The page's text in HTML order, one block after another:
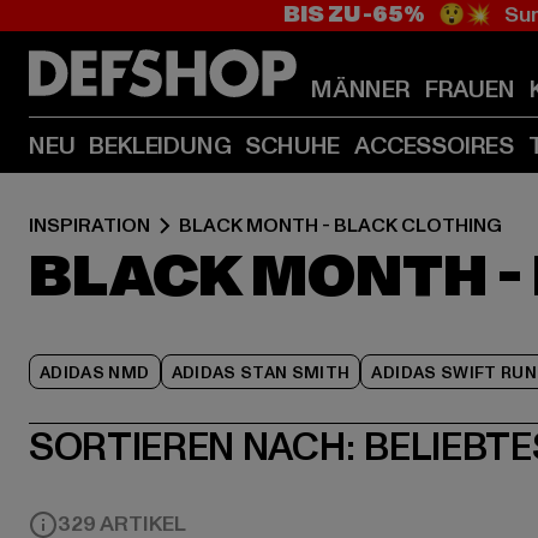
BIS ZU -65% 😲💥
MÄNNER FRAUEN
NEU BEKLEIDUNG SCHUHE ACCESSOIRES
INSPIRATION BLACK MONTH - BLACK CLOTHING
BLACK MONTH
ADIDAS NMD ADIDAS STAN SMITH ADIDAS SWIFT RUN
SORTIEREN NACH:
329 ARTIKEL